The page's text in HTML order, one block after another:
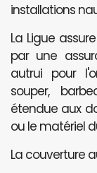
installations
La Ligue
par une
autrui pour
souper,
étendue aux
ou le matériel
La couverture